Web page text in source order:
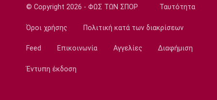
Ντόρτμουντ
Ζερμέν
© Copyright 2026 - ΦΩΣ ΤΩΝ ΣΠΟΡ Ταυτότητα
Όροι χρήσης Πολιτική κατά των διακρίσεων
Feed Επικοινωνία Αγγελίες Διαφήμιση
Έντυπη έκδοση